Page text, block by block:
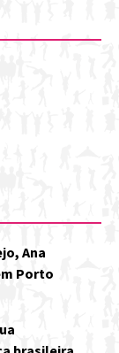
Ana
Porto